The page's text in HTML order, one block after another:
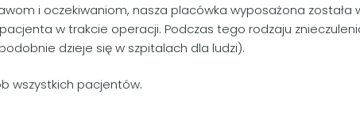
i oczekiwaniom, nasza placówka wyposażona została
w trakcie operacji. Podczas tego rodzaju
dzieje się w szpitalach dla ludzi).
wszystkich pacjentów.